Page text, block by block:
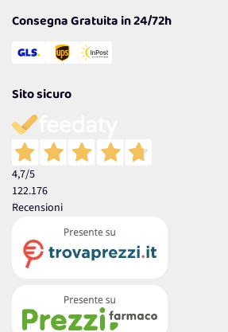
Consegna Gratuita in 24/72h
Sito sicuro
4,7/5
122.176
Recensioni